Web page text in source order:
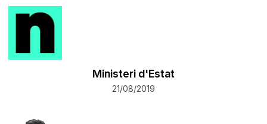
Ministeri d'Estat
21/08/2019